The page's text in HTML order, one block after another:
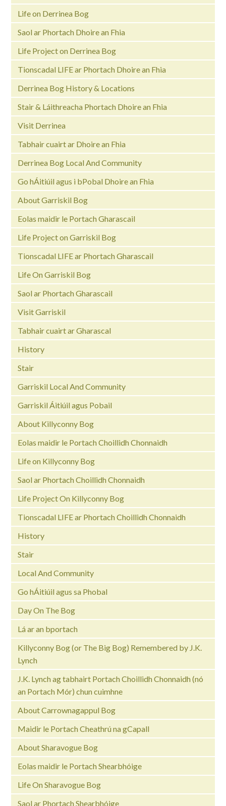
Life on Derrinea Bog
Saol ar Phortach Dhoire an Fhia
Life Project on Derrinea Bog
Tionscadal LIFE ar Phortach Dhoire an Fhia
Derrinea Bog History & Locations
Stair & Láithreacha Phortach Dhoire an Fhia
Visit Derrinea
Tabhair cuairt ar Dhoire an Fhia
Derrinea Bog Local And Community
Go hÁitiúil agus i bPobal Dhoire an Fhia
About Garriskil Bog
Eolas maidir le Portach Gharascail
Life Project on Garriskil Bog
Tionscadal LIFE ar Phortach Gharascail
Life On Garriskil Bog
Saol ar Phortach Gharascail
Visit Garriskil
Tabhair cuairt ar Gharascal
History
Stair
Garriskil Local And Community
Garriskil Áitiúil agus Pobail
About Killyconny Bog
Eolas maidir le Portach Choillidh Chonnaidh
Life on Killyconny Bog
Saol ar Phortach Choillidh Chonnaidh
Life Project On Killyconny Bog
Tionscadal LIFE ar Phortach Choillidh Chonnaidh
History
Stair
Local And Community
Go hÁitiúil agus sa Phobal
Day On The Bog
Lá ar an bportach
Killyconny Bog (or The Big Bog) Remembered by J.K.
Lynch
J.K. Lynch ag tabhairt Portach Choillidh Chonnaidh (nó
an Portach Mór) chun cuimhne
About Carrownagappul Bog
Maidir le Portach Cheathrú na gCapall
About Sharavogue Bog
Eolas maidir le Portach Shearbhóige
Life On Sharavogue Bog
Saol ar Phortach Shearbhóige